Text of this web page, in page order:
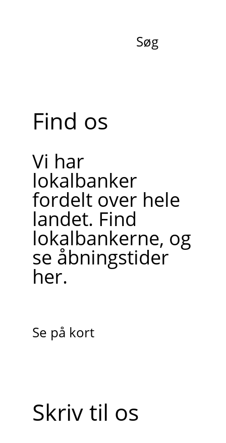
Søg
Find os
Vi har
lokalbanker
fordelt over hele
landet. Find
lokalbankerne, og
se åbningstider
her.
Se på kort
Skriv til os